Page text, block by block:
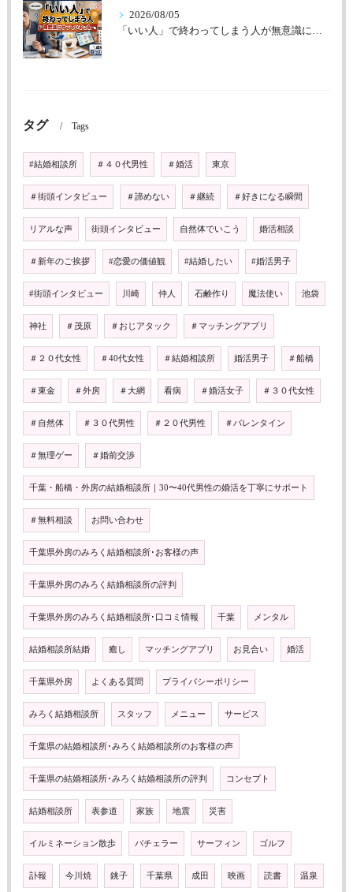
2026/08/05
タグ Tags
#結婚相談所 ＃４０代男性 ＃婚活 東京
＃街頭インタビュー ＃諦めない ＃継続 ＃好きになる瞬間
リアルな声 街頭インタビュー 自然体でいこう 婚活相談
＃新年のご挨拶 #恋愛の価値観 #結婚したい #婚活男子
#街頭インタビュー 川崎 仲人 石鹸作り 魔法使い 池袋
神社 ＃茂原 ＃おじアタック ＃マッチングアプリ
＃２０代女性 ＃40代女性 ＃結婚相談所 婚活男子 ＃船橋
＃東金 ＃外房 ＃大網 看病 ＃婚活女子 ＃３０代女性
＃自然体 ＃３０代男性 ＃２０代男性 ＃バレンタイン
＃無理ゲー ＃婚前交渉
千葉・船橋・外房の結婚相談所｜30〜40代男性の婚活を丁寧にサポート
＃無料相談 お問い合わせ
千葉県外房のみろく結婚相談所･お客様の声
千葉県外房のみろく結婚相談所の評判
千葉県外房のみろく結婚相談所･口コミ情報 千葉 メンタル
結婚相談所結婚 癒し マッチングアプリ お見合い 婚活
千葉県外房 よくある質問 プライバシーポリシー
みろく結婚相談所 スタッフ メニュー サービス
千葉県の結婚相談所･みろく結婚相談所のお客様の声
千葉県の結婚相談所･みろく結婚相談所の評判 コンセプト
結婚相談所 表参道 家族 地震 災害
イルミネーション散歩 バチェラー サーフィン ゴルフ
訃報 今川焼 銚子 千葉県 成田 映画 読書 温泉